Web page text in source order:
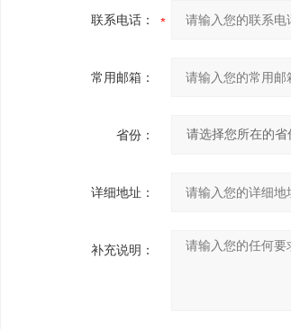
联系电话：
常用邮箱：
省份：
详细地址：
补充说明：